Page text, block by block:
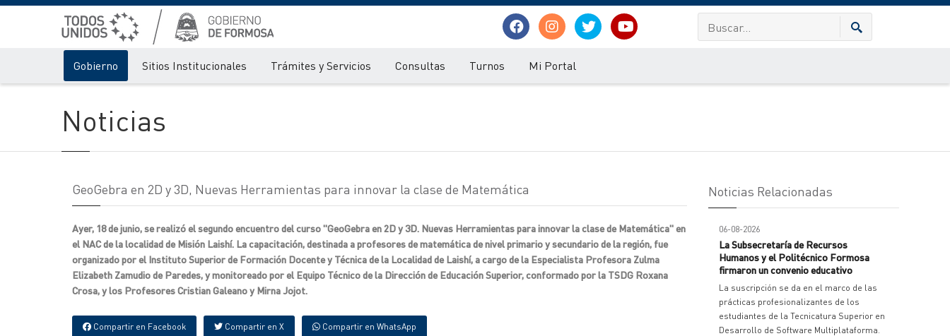
Gobierno Sitios Institucionales Trámites y Servicios Consultas Turnos Mi Portal
Noticias
GeoGebra en 2D y 3D, Nuevas Herramientas para innovar la clase de Matemática
Ayer, 18 de junio, se realizó el segundo encuentro del curso "GeoGebra en 2D y 3D. Nuevas Herramientas para innovar la clase de Matemática" en
el NAC de la localidad de Misión Laishí. La capacitación, destinada a profesores de matemática de nivel primario y secundario de la región, fue
organizado por el Instituto Superior de Formación Docente y Técnica de la Localidad de Laishí, a cargo de la Especialista Profesora Zulma
Elizabeth Zamudio de Paredes, y monitoreado por el Equipo Técnico de la Dirección de Educación Superior, conformado por la TSDG Roxana
Crosa, y los Profesores Cristian Galeano y Mirna Jojot.
Compartir en Facebook Compartir en X Compartir en WhatsApp
Noticias Relacionadas
06-08-2026
La Subsecretaría de Recursos
Humanos y el Politécnico Formosa
firmaron un convenio educativo
La suscripción se da en el marco de las
prácticas profesionalizantes de los
estudiantes de la Tecnicatura Superior en
Desarrollo de Software Multiplataforma.